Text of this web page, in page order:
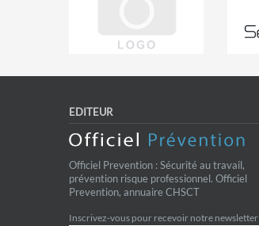
EDITEUR
Officiel Prevention : Sécurité au travail,
prévention risque professionnel. Officiel
Prevention, annuaire CHSCT
Inscrivez-vous pour recevoir notre newsletter